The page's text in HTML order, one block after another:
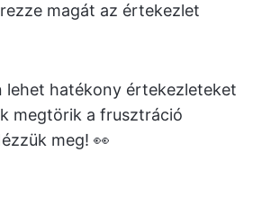
magát az értekezlet
lehet hatékony értekezleteket
megtörik a frusztráció
meg! 👀